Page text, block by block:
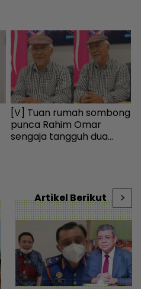
[V] Tuan rumah sombong
punca Rahim Omar
sengaja tangguh dua
Artikel Berikut